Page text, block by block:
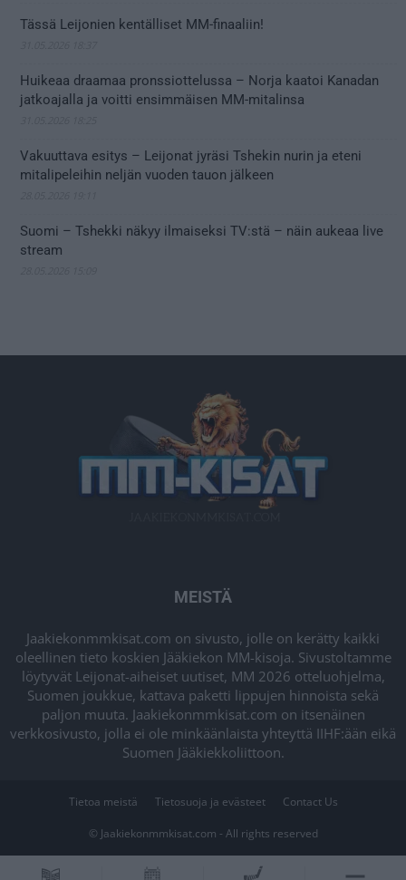
Tässä Leijonien kentälliset MM-finaaliin!
Huikeaa draamaa pronssiottelussa – Norja kaatoi Kanadan
jatkoajalla ja voitti ensimmäisen MM-mitalinsa
Vakuuttava esitys – Leijonat jyräsi Tshekin nurin ja eteni
mitalipeleihin neljän vuoden tauon jälkeen
Suomi – Tshekki näkyy ilmaiseksi TV:stä – näin aukeaa live
stream
MEISTÄ
Jaakiekonmmkisat.com on sivusto, jolle on kerätty kaikki
oleellinen tieto koskien Jääkiekon MM-kisoja. Sivustoltamme
löytyvät Leijonat-aiheiset uutiset, MM 2026 otteluohjelma,
Suomen joukkue, kattava paketti lippujen hinnoista sekä
paljon muuta. Jaakiekonmmkisat.com on itsenäinen
verkkosivusto, jolla ei ole minkäänlaista yhteyttä IIHF:ään eikä
Suomen Jääkiekkoliittoon.
Tietoa meistä Tietosuoja ja evästeet Contact Us
© Jaakiekonmmkisat.com - All rights reserved